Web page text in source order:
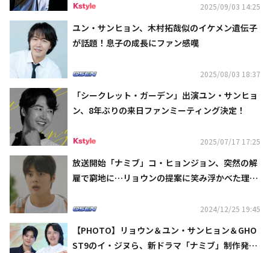
2025/09/03 14:25
ユン・サンヒョン、木村拓哉似のイケメン遺伝子
が話題！息子の成長にファン感嘆
2025/08/03 18:37
「シークレット・ガーデン」出演ユン・サンヒョ
ン、8年ぶりの来日ファンミーティング決定！
2025/07/17 17:25
放送開始「ナミブ」コ・ヒョンジョン、突然の解
雇で窮地に…リョウンの提案に笑み浮かべた理由
2024/12/25 19:45
【PHOTO】リョウン＆ユン・サンヒョン＆GHO
ST9のイ・ジヌら、新ドラマ「ナミブ」制作発表